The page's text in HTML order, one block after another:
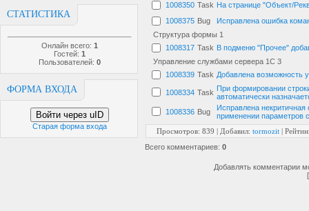
СТАТИСТИКА
Онлайн всего: 1
Гостей: 1
Пользователей: 0
ФОРМА ВХОДА
Войти через uID
Старая форма входа
1008350 Task На странице "Объект/
1008375 Bug
Исправлена ошибка
Структура формы 1
1008317 Task В подменю "Прочее"
Управление службами сервера 1С 3
1008339 Task Добавлена возможность
1008334 Task При формировании
автоматически
1008336 Bug
Исправлена некритичная
применении параметров
Просмотров: 839 | Добавил: tormozit |
Всего комментариев: 0
Добавлять комментарии